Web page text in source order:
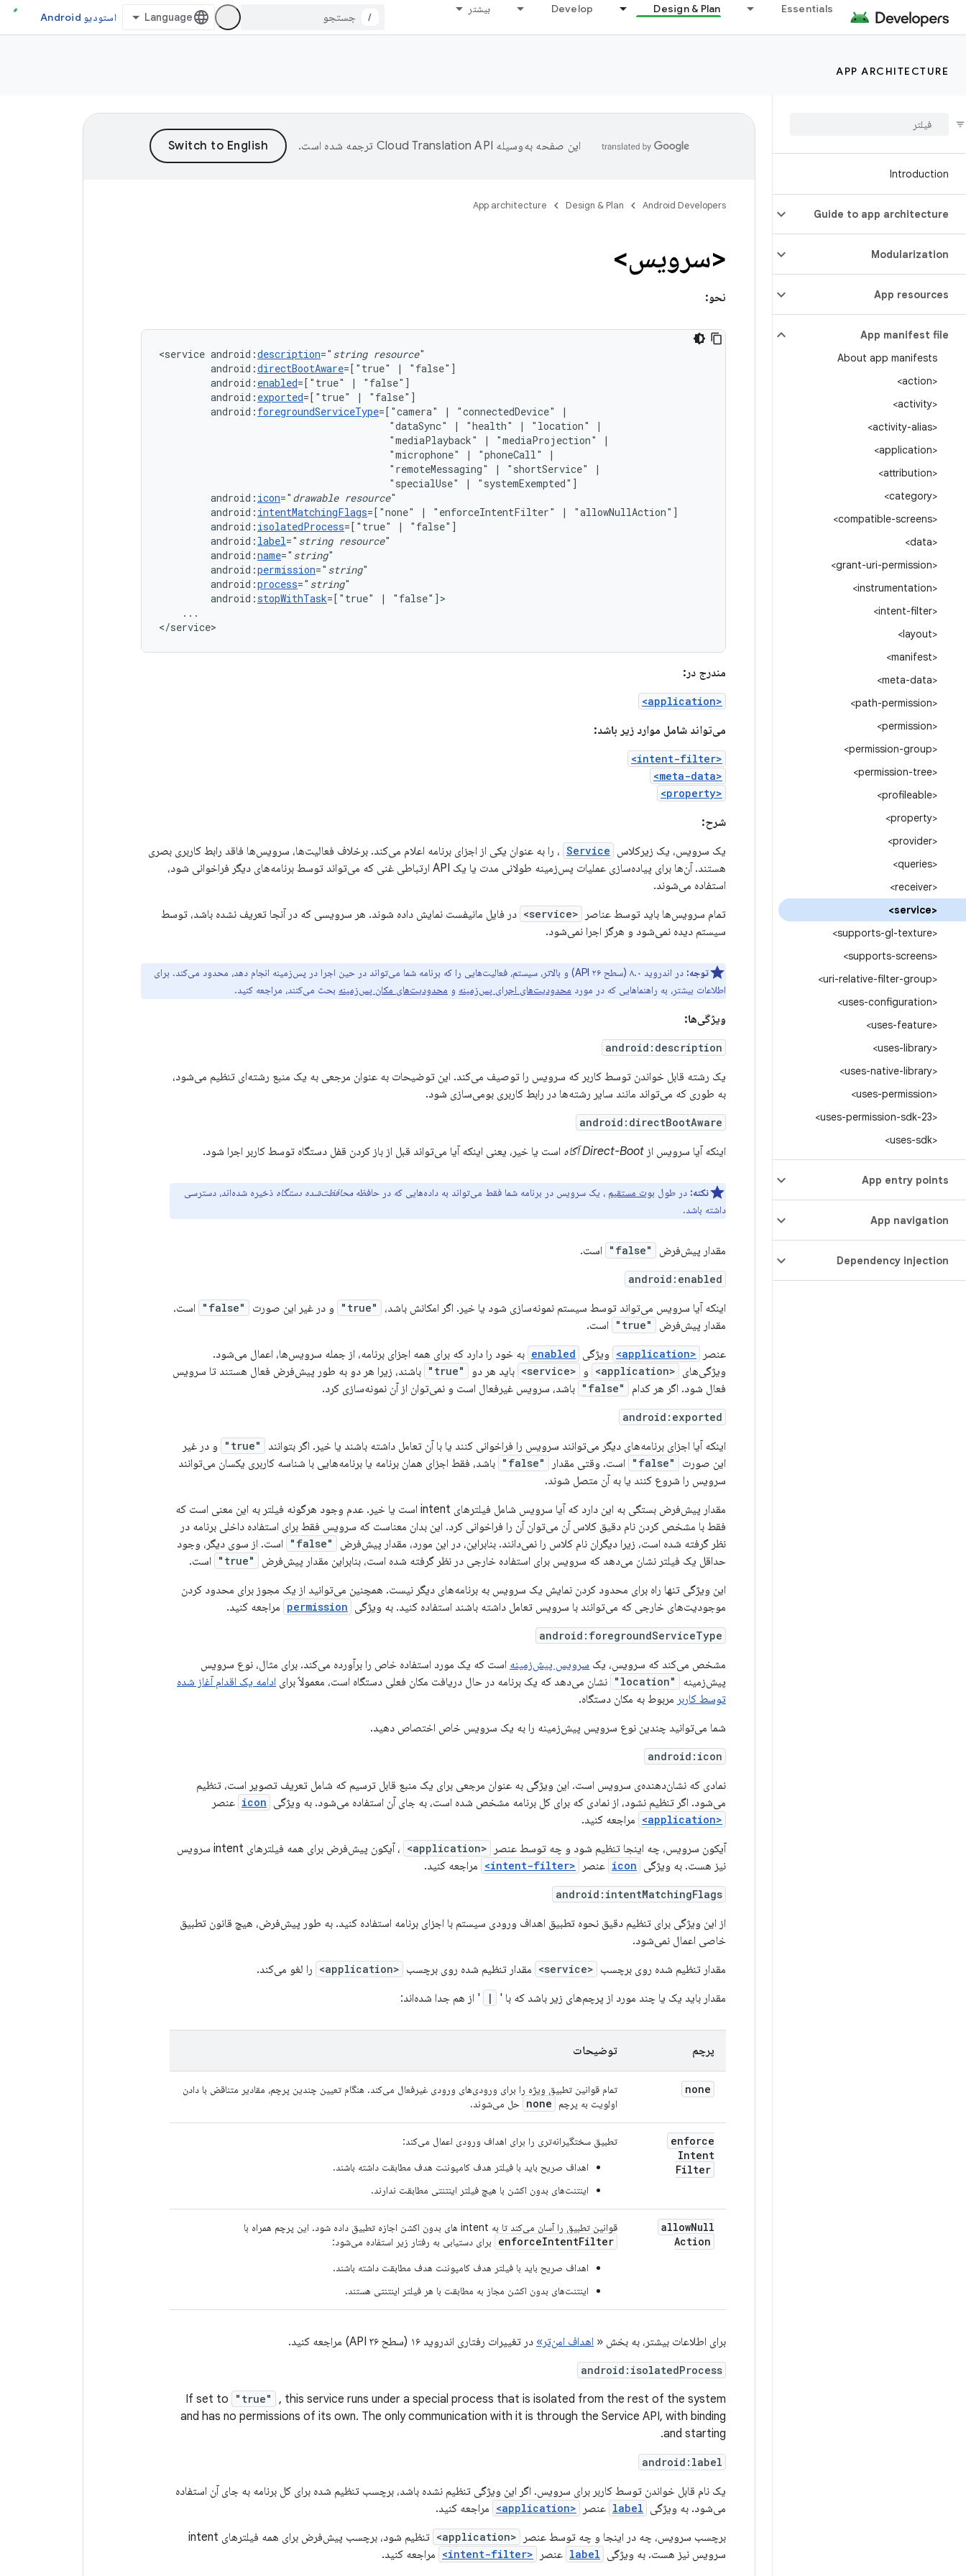
Essentials
Design & Plan
Develop بیشتر
/ استودیو Android
APP ARCHITECTURE
Introduction
Guide to app architecture
Modularization
App resources
App manifest file
About app manifests
<action>
<activity>
<activity-alias>
<application>
<attribution>
<category>
<compatible-screens>
<data>
<grant-uri-permission>
<instrumentation>
<intent-filter>
<layout>
<manifest>
<meta-data>
<path-permission>
<permission>
<permission-group>
<permission-tree>
<profileable>
<property>
<provider>
<queries>
<receiver>
<service>
<supports-gl-texture>
<supports-screens>
<uri-relative-filter-group>
<uses-configuration>
<uses-feature>
<uses-library>
<uses-native-library>
<uses-permission>
<uses-permission-sdk-23>
<uses-sdk>
App entry points
App navigation
Dependency injection
این صفحه به‌وسیله ترجمه شده است.
Android Developers
Design & Plan
App architecture
<سرویس>
نحو:
<service android:description=" string resource
android:directBootAware=["true" |
android: enabled=["true" |
android: exported=["true" |
android: foregroundServiceType=["camera" | "connectedDevice"
"dataSync"
| "health" | "location"
"mediaPlayback"
| "mediaProjection"
"microphone"
| "phoneCall"
"remoteMessaging"
| "shortService"
"specialUse"
|
android: icon=" drawable resource
android: intentMatchingFlags=["none" | "enforceIntentFilter" |
android: isolatedProcess=["true" |
android: label=" string resource
android:name=" string
android:permission=" string
android:process=" string
android:stopWithTask=["true" |
...
</service>
مندرج در:
<application>
می‌تواند شامل موارد زیر باشد:
<intent-filter>
<meta-data>
<property>
شرح:
یک سرویس، یک زیرکلاس Service ، را به عنوان یکی از اجزای برنامه اعلام می‌کند. برخلاف فعالیت‌ها، سرویس‌ها فاقد رابط کاربری بصری
هستند. آن‌ها برای پیاده‌سازی عملیات پس‌زمینه طولانی مدت یا یک API ارتباطی غنی که می‌تواند توسط برنامه‌های دیگر فراخوانی شود،
استفاده می‌شوند.
تمام سرویس‌ها باید توسط عناصر
<service>
در فایل مانیفست نمایش داده شوند. هر سرویسی که در آنجا تعریف نشده باشد، توسط
سیستم دیده نمی‌شود و هرگز اجرا نمی‌شود.
توجه:
در اندروید ۸.۰ (سطح API ۲۶) و بالاتر، سیستم، فعالیت‌هایی را که برنامه شما می‌تواند در حین اجرا در پس‌زمینه انجام دهد، محدود می‌کند. برای
اطلاعات بیشتر، به راهنماهایی که در مورد محدودیت‌های اجرای پس‌زمینه و محدودیت‌های مکان پس‌زمینه بحث می‌کنند، مراجعه کنید.
ویژگی‌ها:
android:description
یک رشته قابل خواندن توسط کاربر که سرویس را توصیف می‌کند. این توضیحات به عنوان مرجعی به یک منبع رشته‌ای تنظیم می‌شود،
به طوری که می‌تواند مانند سایر رشته‌ها در رابط کاربری بومی‌سازی شود.
android:directBootAware
اینکه آیا سرویس از Direct-Boot آگاه است یا خیر، یعنی اینکه آیا می‌تواند قبل از باز کردن قفل دستگاه توسط کاربر اجرا شود.
نکته: در طول بوت مستقیم ، یک سرویس در برنامه شما فقط می‌تواند به داده‌هایی که در حافظهمحافظت‌شده دستگاه ذخیره شده‌اند، دسترسی
داشته باشد.
مقدار پیش‌فرض "false" است.
android:enabled
اینکه آیا سرویس می‌تواند توسط سیستم نمونه‌سازی شود یا خیر. اگر امکانش باشد، "true" و در غیر این صورت "false"
است.
مقدار پیش‌فرض
"true"
است.
عنصر
<application> ویژگی enabled به خود را دارد که برای همه اجزای برنامه، از جمله سرویس‌ها، اعمال می‌شود.
ویژگی‌های <application> و <service> باید هر دو "true"
باشند، زیرا هر دو به طور پیش‌فرض فعال هستند تا سرویس
فعال شود. اگر هر کدام
"false" باشد، سرویس غیرفعال است و نمی‌توان از آن نمونه‌سازی کرد.
android:exported
اینکه آیا اجزای برنامه‌های دیگر می‌توانند سرویس را فراخوانی کنند یا با آن تعامل داشته باشند یا خیر. اگر بتوانند "true"
و در غیر
این صورت
"false" است. وقتی مقدار "false"
باشد، فقط اجزای همان برنامه یا برنامه‌هایی با شناسه کاربری یکسان می‌توانند
سرویس را شروع کنند یا به آن متصل شوند.
مقدار پیش‌فرض بستگی به این دارد که آیا سرویس شامل فیلترهای intent است یا خیر. عدم وجود هرگونه فیلتر به این معنی است که
فقط با مشخص کردن نام دقیق کلاس آن می‌توان آن را فراخوانی کرد. این بدان معناست که سرویس فقط برای استفاده داخلی برنامه در
نظر گرفته شده است، زیرا دیگران نام کلاس را نمی‌دانند. بنابراین، در این مورد، مقدار پیش‌فرض
"false"
است. از سوی دیگر، وجود
حداقل یک فیلتر نشان می‌دهد که سرویس برای استفاده خارجی در نظر گرفته شده است، بنابراین مقدار پیش‌فرض
"true"
است.
این ویژگی تنها راه برای محدود کردن نمایش یک سرویس به برنامه‌های دیگر نیست. همچنین می‌توانید از یک مجوز برای محدود کردن
موجودیت‌های خارجی که می‌توانند با سرویس تعامل داشته باشند استفاده کنید. به ویژگی permission مراجعه کنید.
android:foregroundServiceType
مشخص می‌کند که سرویس، یک سرویس پیش‌زمینه است که یک مورد استفاده خاص را برآورده می‌کند. برای مثال، نوع سرویس
پیش‌زمینه
"location" نشان می‌دهد که یک برنامه در حال دریافت مکان فعلی دستگاه است، معمولاً برای ادامه یک اقدام آغاز شده
توسط کاربر مربوط به مکان دستگاه.
شما می‌توانید چندین نوع سرویس پیش‌زمینه را به یک سرویس خاص اختصاص دهید.
android:icon
نمادی که نشان‌دهنده‌ی سرویس است. این ویژگی به عنوان مرجعی برای یک منبع قابل ترسیم که شامل تعریف تصویر است، تنظیم
می‌شود. اگر تنظیم نشود، از نمادی که برای کل برنامه مشخص شده است، به جای آن استفاده می‌شود. به ویژگی icon عنصر
<application>
مراجعه کنید.
آیکون سرویس، چه اینجا تنظیم شود و چه توسط عنصر
<application>
، آیکون پیش‌فرض برای همه فیلترهای intent سرویس
نیز هست. به ویژگی icon عنصر <intent-filter> مراجعه کنید.
android:intentMatchingFlags
از این ویژگی برای تنظیم دقیق نحوه تطبیق اهداف ورودی سیستم با اجزای برنامه استفاده کنید. به طور پیش‌فرض، هیچ قانون تطبیق
خاصی اعمال نمی‌شود.
مقدار تنظیم شده روی برچسب <service> مقدار تنظیم شده روی برچسب <application>
را لغو می‌کند.
مقدار باید یک یا چند مورد از پرچم‌های زیر باشد که با '
| ' از هم جدا شده‌اند:
پرچم توضیحات
none
تمام قوانین تطبیق ویژه را برای ورودی‌های ورودی غیرفعال می‌کند. هنگام تعیین چندین پرچم، مقادیر متناقض با دادن
اولویت به پرچم
none حل می‌شوند.
enforce
Intent
Filter
تطبیق سختگیرانه‌تری را برای اهداف ورودی اعمال می‌کند:
اهداف صریح باید با فیلتر هدف کامپوننت هدف مطابقت داشته باشند.
اینتنت‌های بدون اکشن با هیچ فیلتر اینتنتی مطابقت ندارند.
allowNull
Action
قوانین تطبیق را آسان می‌کند تا به intent های بدون اکشن اجازه تطبیق داده شود. این پرچم همراه با
enforceIntentFilter
برای دستیابی به رفتار زیر استفاده می‌شود:
اهداف صریح باید با فیلتر هدف کامپوننت هدف مطابقت داشته باشند.
اینتنت‌های بدون اکشن مجاز به مطابقت با هر فیلتر اینتنتی هستند.
برای اطلاعات بیشتر، به بخش « اهداف امن‌تر» در تغییرات رفتاری اندروید ۱۶ (سطح API ۳۶) مراجعه کنید.
android:isolatedProcess
If set to "true"
, this service runs under a special process that is isolated from the rest of the system
and has no permissions of its own. The only communication with it is through the Service API, with binding
and starting.
android:label
یک نام قابل خواندن توسط کاربر برای سرویس. اگر این ویژگی تنظیم نشده باشد، برچسب تنظیم شده برای کل برنامه به جای آن استفاده
می‌شود. به ویژگی label عنصر <application>
مراجعه کنید.
برچسب سرویس، چه در اینجا و چه توسط عنصر
<application>
تنظیم شود، برچسب پیش‌فرض برای همه فیلترهای intent
سرویس نیز هست. به ویژگی label عنصر <intent-filter> مراجعه کنید.